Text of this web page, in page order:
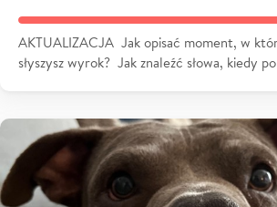
AKTUALIZACJA Jak opisać moment, w
słyszysz wyrok? Jak znaleźć słowa, kiedy